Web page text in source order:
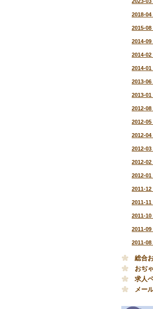
2018-04
2015-08
2014-09
2014-02
2014-01
2013-06
2013-01
2012-08
2012-05
2012-04
2012-03
2012-02
2012-01
2011-12
2011-11
2011-10
2011-09
2011-08
総合
おぢ
求人
メー